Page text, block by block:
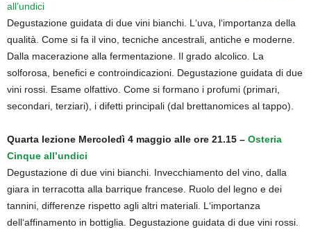
all’undici
Degustazione guidata di due vini bianchi. L‘uva, l‘importanza della
qualità. Come si fa il vino, tecniche ancestrali, antiche e moderne.
Dalla macerazione alla fermentazione. Il grado alcolico. La
solforosa, benefici e controindicazioni. Degustazione guidata di due
vini rossi. Esame olfattivo. Come si formano i profumi (primari,
secondari, terziari), i difetti principali (dal brettanomices al tappo).
Quarta lezione Mercoledì 4 maggio alle ore 21.15 – Osteria
Cinque all’undici
Degustazione di due vini bianchi. Invecchiamento del vino, dalla
giara in terracotta alla barrique francese. Ruolo del legno e dei
tannini, differenze rispetto agli altri materiali. L‘importanza
dell‘affinamento in bottiglia. Degustazione guidata di due vini rossi.